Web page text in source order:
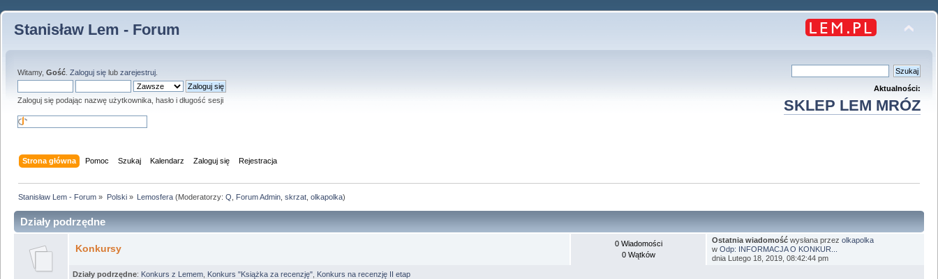
Stanisław Lem - Forum
Witamy, Gość Zaloguj się lub zarejestruj
Zaloguj się podając nazwę użytkownika, hasło i długość sesji
Aktualności:
SKLEP LEM MRÓZ
Strona główna Pomoc Szukaj Kalendarz Zaloguj się Rejestracja
Stanisław Lem - Forum » Polski» Lemosfera(Moderatorzy: Q Forum Admin, skrzat, olkapolka)
Działy podrzędne
Konkursy
0 Wiadomości
0 Wątków
Ostatnia wiadomość wysłana przezolkapolka
wOdp: INFORMACJA O KONKUR...
dnia Lutego 18, 2019, 08:42:44 pm
Działy podrzędne: Konkurs z Lemem Konkurs "Książka za recenzję" Konkurs na recenzję II etap